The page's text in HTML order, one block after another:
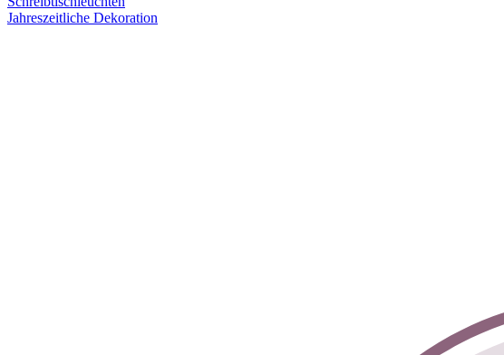
Jahreszeitliche Dekoration